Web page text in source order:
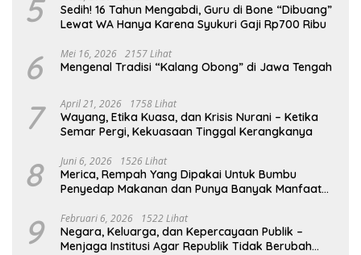
5
Sedih! 16 Tahun Mengabdi, Guru di Bone “Dibuang”
Lewat WA Hanya Karena Syukuri Gaji Rp700 Ribu
6 Mei 16, 2026 2157 Lihat
Mengenal Tradisi “Kalang Obong” di Jawa Tengah
7 April 21, 2026 1758 Lihat
Wayang, Etika Kuasa, dan Krisis Nurani – Ketika
Semar Pergi, Kekuasaan Tinggal Kerangkanya
8 Juni 6, 2026 1526 Lihat
Merica, Rempah Yang Dipakai Untuk Bumbu
Penyedap Makanan dan Punya Banyak Manfaat
9 Februari 6, 2026 1522 Lihat
Negara, Keluarga, dan Kepercayaan Publik –
Menjaga Institusi Agar Republik Tidak Berubah